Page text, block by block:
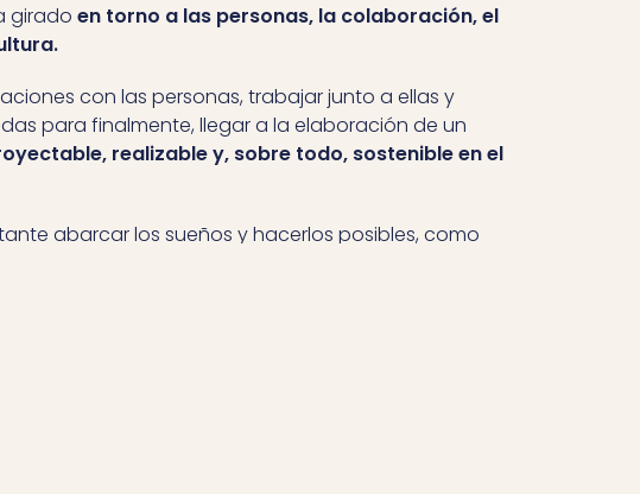
girado en torno a las personas, la colaboración, el
con las personas, trabajar junto a ellas y
para finalmente, llegar a la elaboración de un
realizable y, sobre todo, sostenible en el
abarcar los sueños y hacerlos posibles, como